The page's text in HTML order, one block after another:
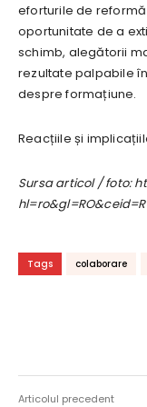
eforturile de
oportunitate de a
schimb, alegătorii
rezultate palpabile
despre formațiune.
Reacțiile și
Sursa articol / foto:
Tags colaborare
Articolul precedent